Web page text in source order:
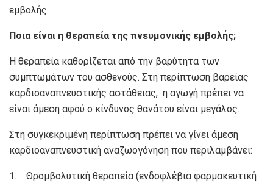
εμβολής.
Ποια είναι η θεραπεία της πνευμονικής εμβολής;
Η θεραπεία καθορίζεται από την βαρύτητα των
συμπτωμάτων του ασθενούς. Στη περίπτωση βαρείας
καρδιοαναπνευστικής αστάθειας, η αγωγή πρέπει να
είναι άμεση αφού ο κίνδυνος θανάτου είναι μεγάλος.
Στη συγκεκριμένη περίπτωση πρέπει να γίνει άμεση
καρδιοαναπνευστική αναζωογόνηση που περιλαμβάνει:
1. Θρομβολυτική θεραπεία (ενδοφλέβια φαρμακευτική